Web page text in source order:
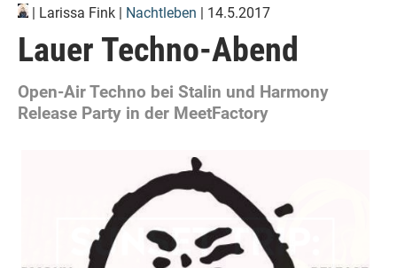
| Larissa Fink | Nachtleben | 14.5.2017
Lauer Techno-Abend
Open-Air Techno bei Stalin und Harmony
Release Party in der MeetFactory